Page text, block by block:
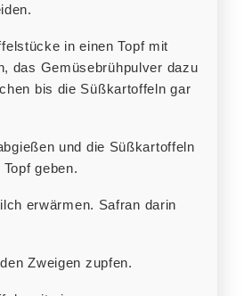
das Gemüsebrühpulver dazu
bis die Süßkartoffeln gar
geben.
den Zweigen zupfen.